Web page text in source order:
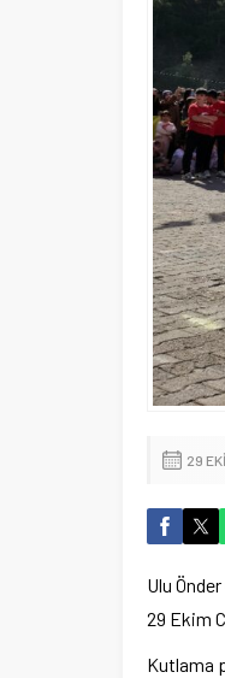
29
Ulu
29 Ekim
Kutlama